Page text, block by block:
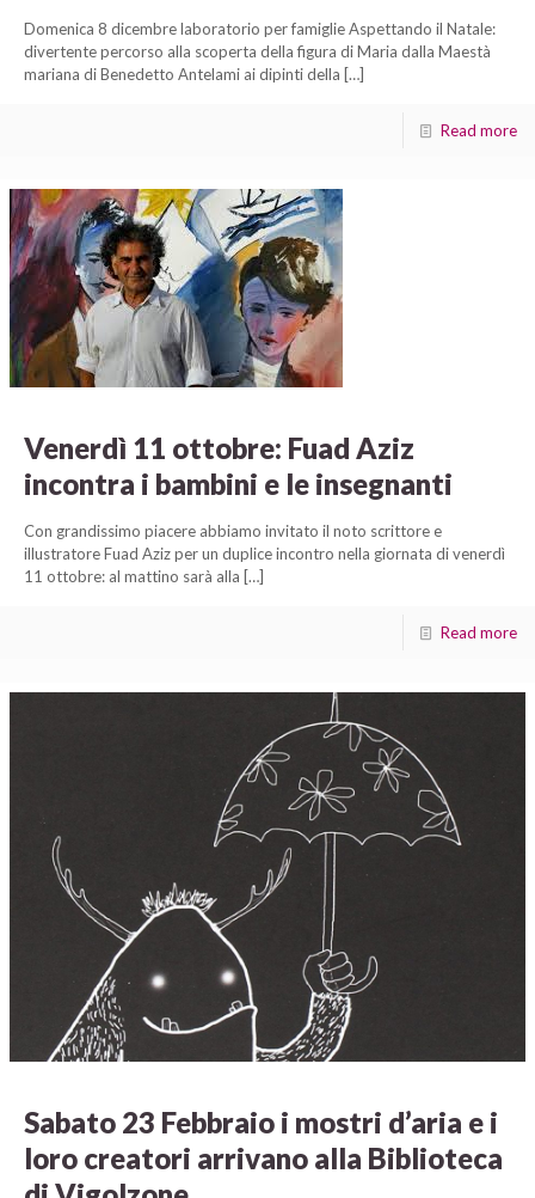
Domenica 8 dicembre laboratorio per famiglie Aspettando il Natale:
divertente percorso alla scoperta della figura di Maria dalla Maestà
mariana di Benedetto Antelami ai dipinti della […]
Read more
Venerdì 11 ottobre: Fuad Aziz
incontra i bambini e le insegnanti
Con grandissimo piacere abbiamo invitato il noto scrittore e
illustratore Fuad Aziz per un duplice incontro nella giornata di venerdì
11 ottobre: al mattino sarà alla […]
Read more
Sabato 23 Febbraio i mostri d’aria e i
loro creatori arrivano alla Biblioteca